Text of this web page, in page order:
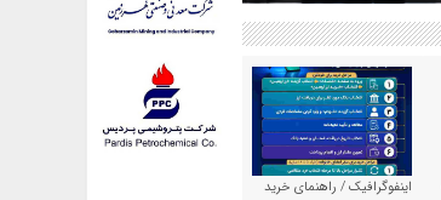
اینفوگرافیک / راهنمای خرید